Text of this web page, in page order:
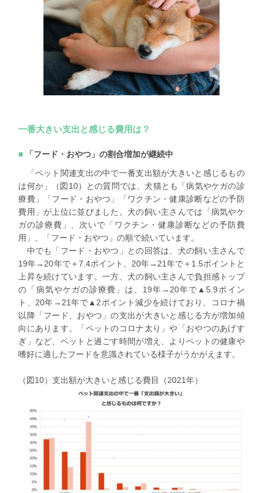
一番大きい支出と感じる費用は？
「フード・おやつ」の割合増加が継続中
「ペット関連支出の中で一番支出額が大きいと感じるもの
は何か」
（図10）との質問では、犬猫とも
「病気やケガの診
療費」「フード・おやつ」「ワクチン・健康診断などの予防
費用」が上位に並びました。犬の飼い主さんでは「病気やケ
ガの診療費」、次いで「ワクチン・健康診断などの予防費
用」、「フード・おやつ」の順で続いています。
中でも「フード・おやつ」との回答は、犬の飼い主さんで
19年→20年で＋7.4ポイント、20年→21年で＋1.5ポイントと
上昇を続けています。一方、犬の飼い主さんで負担感トップ
の「病気やケガの診療費」は、19年→20年で▲5.9ポイン
ト、20年→21年で▲2ポイント減少を続けており、
コロナ禍
以降「フード、おやつ」の支出が大きいと感じる方が増加傾
向 にあります。「ペットのコロナ太り」や「おやつのあげす
ぎ」など、ペットと過ごす時間が増え、よりペットの健康や
嗜好に適したフードを意識されている様子がうかがえます。
（図10）支出額が大きいと感じる費目（2021年）